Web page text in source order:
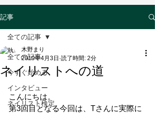
記事
全ての記事
今すぐ始める
インタビュー
ネイリスト検定
全ての記事
ネイリストへの道
木野まり
2019年4月3日 読了時間: 2分
こんにちは。
第3回目となる今回は、Tさんに実際に